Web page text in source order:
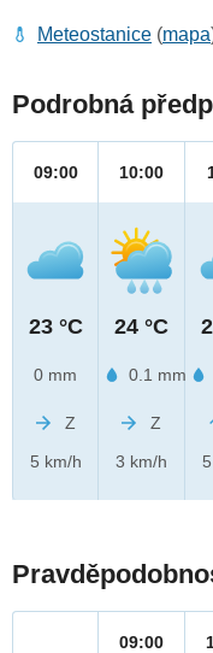
Meteostanice (mapa
Podrobná
09:00
23 °C
0 mm
Z
5 km/h
10:00
24 °C
0.1 mm
Z
3 km/h
09:00